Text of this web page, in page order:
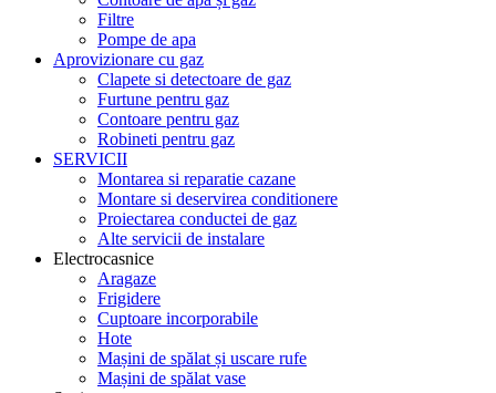
Filtre
Pompe de apa
Aprovizionare cu gaz
Clapete si detectoare de gaz
Furtune pentru gaz
Contoare pentru gaz
Robineti pentru gaz
SERVICII
Montarea si reparatie cazane
Montare si deservirea conditionere
Proiectarea conductei de gaz
Alte servicii de instalare
Electrocasnice
Aragaze
Frigidere
Cuptoare incorporabile
Hote
Mașini de spălat și uscare rufe
Mașini de spălat vase